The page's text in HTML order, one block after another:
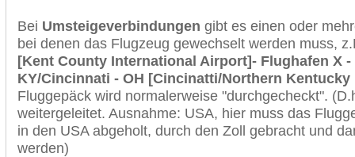
Bei Umsteigeverbindungen gibt es einen oder
bei denen das Flugzeug gewechselt werden muss,
[Kent County International Airport]- Flughafen X
KY/Cincinnati - OH [Cincinatti/Northern
Fluggepäck wird normalerweise "durchgecheckt".
weitergeleitet. Ausnahme: USA, hier muss das
in den USA abgeholt, durch den Zoll gebracht und
werden)